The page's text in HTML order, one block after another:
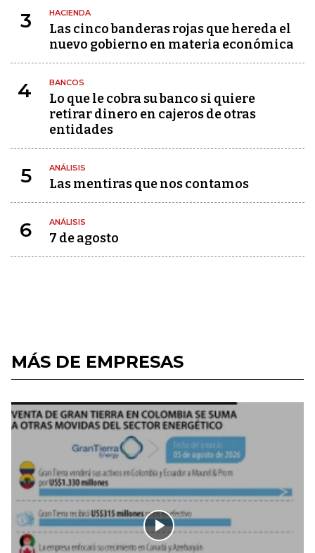
3 HACIENDA
Las cinco banderas rojas que hereda el
nuevo gobierno en materia económica
4 BANCOS
Lo que le cobra su banco si quiere
retirar dinero en cajeros de otras
entidades
5 ANÁLISIS
Las mentiras que nos contamos
6 ANÁLISIS
7 de agosto
MÁS DE EMPRESAS